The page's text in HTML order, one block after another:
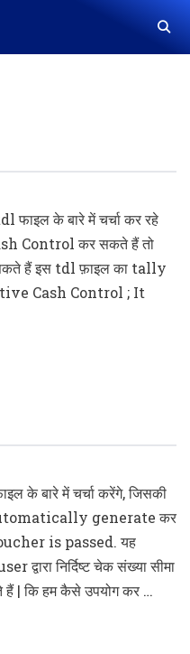
फाइल के बारे में चर्चा कर रहे
Control कर सकते हैं तो
हैं इस tdl फ़ाइल का tally
Cash Control ; It
के बारे में चर्चा करेंगे, जिसकी
generate कर
is passed. यह
निर्दिष्ट चेक संख्या सीमा
हैं | कि हम कैसे उपयोग कर …